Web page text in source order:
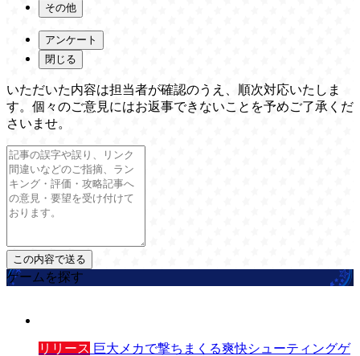
その他
アンケート
閉じる
いただいた内容は担当者が確認のうえ、順次対応いたしま
す。個々のご意見にはお返事できないことを予めご了承くだ
さいませ。
ゲームを探す
リリース 巨大メカで撃ちまくる爽快シューティングゲ